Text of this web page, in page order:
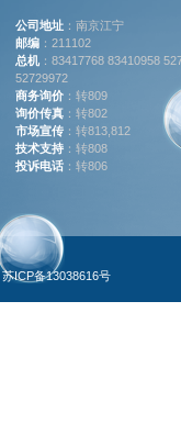
公司地址：南京江宁
邮编：211102
总机：83417768 83410958
52729972
商务询价：转809
询价传真：转802
市场宣传：转813,812
技术支持：转808
投诉电话：转806
苏ICP备13038616号